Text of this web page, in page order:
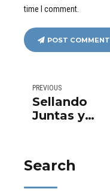
time I comment.
POST COMMENT
PREVIOUS
Sellando
Juntas y
Tamarit
Search